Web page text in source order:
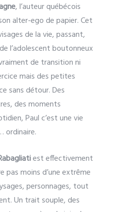
, l’auteur québécois
alter-ego de papier. Cet
de la vie, passant,
l’adolescent boutonneux
de transition ni
mais des petites
sans détour. Des
des moments
Paul c’est une vie
ordinaire.
est effectivement
pas moins d’une extrême
personnages, tout
Un trait souple, des